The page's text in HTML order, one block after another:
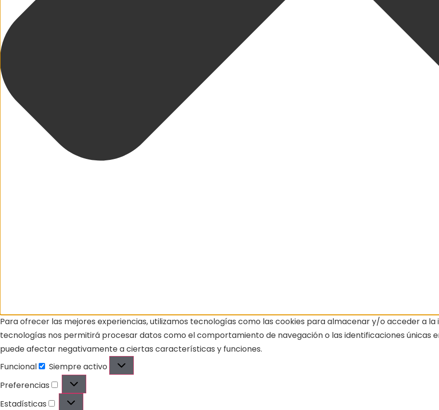
Para ofrecer las mejores experiencias, utilizamos tecnologías como las cookies para almacenar y/o acceder a
tecnologías nos permitirá procesar datos como el comportamiento de navegación o las identificaciones únicas
puede afectar negativamente a ciertas características y funciones.
Funcional
Siempre activo
Preferencias
Estadísticas